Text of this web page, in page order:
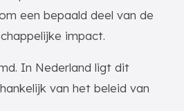
een bepaald deel van de
impact.
In Nederland ligt dit
van het beleid van